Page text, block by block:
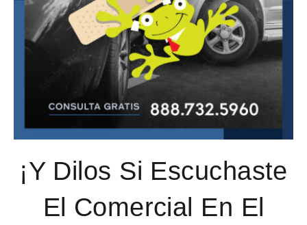
¡Y Dilos Si Escuchaste
El Comercial En El